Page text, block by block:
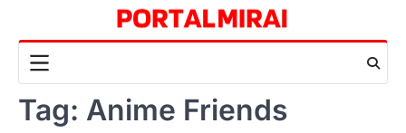
content
Tag: Anime Friends